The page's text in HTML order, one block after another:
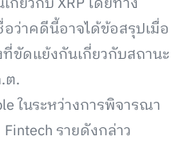
ว่าคดีนี้อาจได้ข้อสรุปเมื่อ
ขัดแย้งกันเกี่ยวกับสถานะ
ต.
ในระหว่างการพิจารณา
รายดังกล่าว